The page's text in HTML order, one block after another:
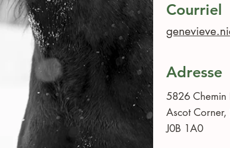
Courriel
Adresse
5826 Chemin
Ascot Corner,
J0B 1A0